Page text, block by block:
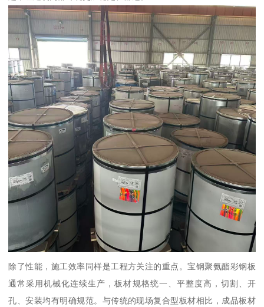
除了性能，施工效率同样是工程方关注的重点。宝钢聚氨酯彩钢板
通常采用机械化连续生产，板材规格统一、平整度高，切割、开
孔、安装均有明确规范。与传统的现场复合型板材相比，成品板材